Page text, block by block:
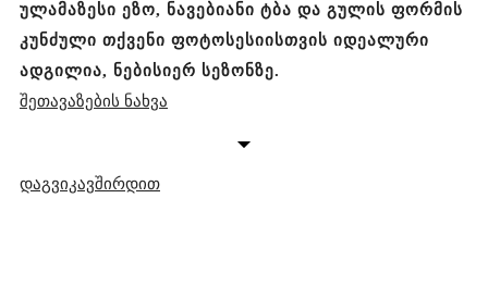
ულამაზესი ეზო, ნავებიანი ტბა და გულის ფორმის
კუნძული თქვენი ფოტოსესიისთვის იდეალური
ადგილია, ნებისიერ სეზონზე.
შეთავაზების ნახვა
დაგვიკავშირდით